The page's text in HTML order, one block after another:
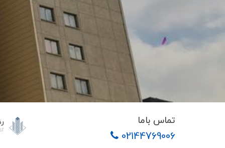
تماس باما
02144769006
آذر